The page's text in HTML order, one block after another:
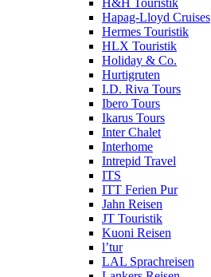
H&H Touristik
Hapag-Lloyd Cruises
Hermes Touristik
HLX Touristik
Holiday & Co.
Hurtigruten
I.D. Riva Tours
Ibero Tours
Ikarus Tours
Inter Chalet
Interhome
Intrepid Travel
ITS
ITT Ferien Pur
Jahn Reisen
JT Touristik
Kuoni Reisen
l’tur
LAL Sprachreisen